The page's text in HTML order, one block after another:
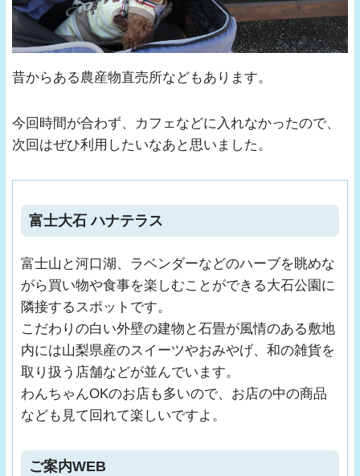
昔からある農産物直売所などもあります。
今回時間が合わず、カフェなどに入れなかったので、
次回はぜひ利用したいなあと思いました。
富士大石 ハナテラス
富士山と河口湖、ラベンダーなどのハーブを眺めな
がら買い物や食事を楽しむことができる大石公園に
隣接するスポットです。
こだわりの白い外壁の建物と石畳が風情のある敷地
内には山梨県産のスイーツやおみやげ、和の雑貨を
取り扱う店舗などが並んでいます。
わんちゃんOKのお店も多いので、お店の中の商品
なども見て回れて楽しいですよ。
ご案内WEB